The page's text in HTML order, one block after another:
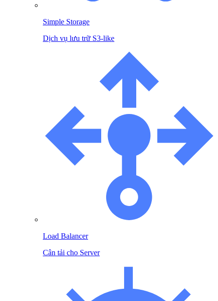
Simple Storage
Dịch vụ lưu trữ S3-like
Load Balancer
Cân tải cho Server